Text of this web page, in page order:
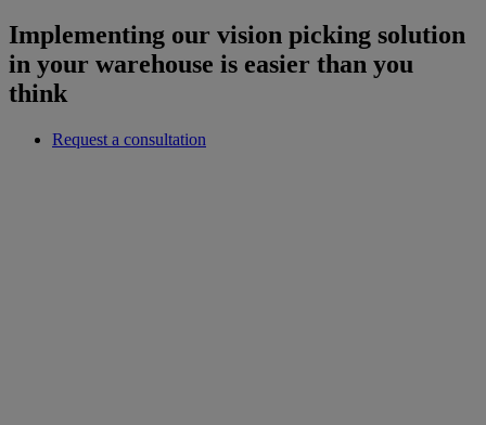
Implementing our vision picking solution
in your warehouse is easier than you
think
Request a consultation